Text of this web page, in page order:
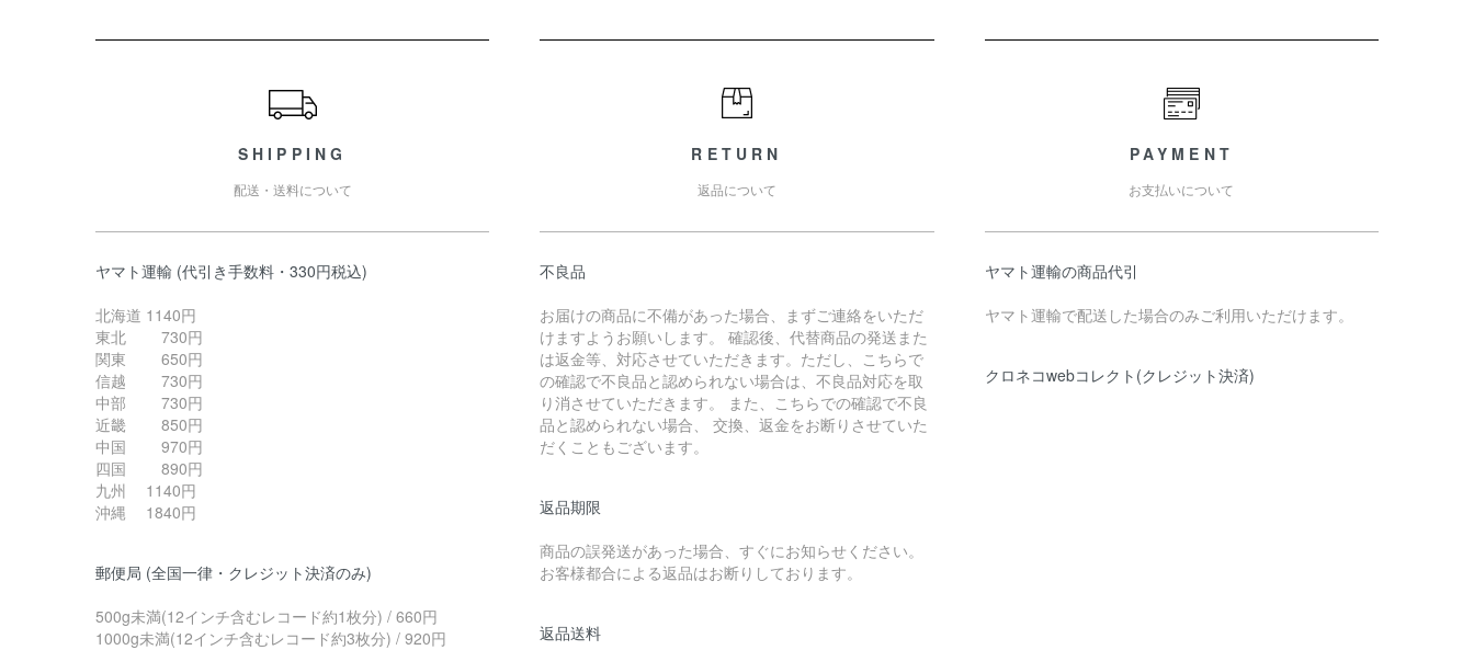
SHIPPING
配送・送料について
ヤマト運輸 (代引き手数料・330円税込)
北海道 1140円
東北 730円
関東 650円
信越 730円
中部 730円
近畿 850円
中国 970円
四国 890円
九州 1140円
沖縄 1840円
郵便局 (全国一律・クレジット決済のみ)
500g未満(12インチ含むレコード約1枚分) / 660円
1000g未満(12インチ含むレコード約3枚分) / 920円
RETURN
返品について
不良品
お届けの商品に不備があった場合、まずご連絡をいただ
けますようお願いします。 確認後、代替商品の発送また
は返金等、対応させていただきます。ただし、こちらで
の確認で不良品と認められない場合は、不良品対応を取
り消させていただきます。 また、こちらでの確認で不良
品と認められない場合、 交換、返金をお断りさせていた
だくこともございます。
返品期限
商品の誤発送があった場合、すぐにお知らせください。
お客様都合による返品はお断りしております。
返品送料
PAYMENT
お支払いについて
ヤマト運輸の商品代引
ヤマト運輸で配送した場合のみご利用いただけます。
クロネコwebコレクト(クレジット決済)